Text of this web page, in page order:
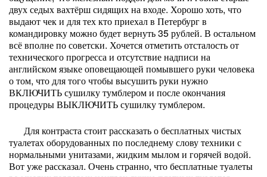
двух седых вахтёрш сидящих на входе. Хорошо хоть, что
выдают чек и для тех кто приехал в Петербург в
командировку можно будет вернуть 35 рублей. В остальном
всё вполне по советски. Хочется отметить отсталость от
технического прогресса и отсутствие надписи на
английском языке оповещающей помывшего руки человека
о том, что для того чтобы высушить руки нужно
ВКЛЮЧИТЬ сушилку тумблером и после окончания
процедуры ВЫКЛЮЧИТЬ сушилку тумблером.
Для контраста стоит рассказать о бесплатных чистых
туалетах оборудованных по последнему слову техники с
нормальными унитазами, жидким мылом и горячей водой.
Вот уже рассказал. Очень странно, что бесплатные туалеты